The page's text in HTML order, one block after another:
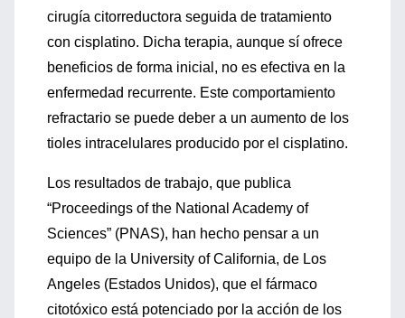
cirugía citorreductora seguida de tratamiento
con cisplatino. Dicha terapia, aunque sí ofrece
beneficios de forma inicial, no es efectiva en la
enfermedad recurrente. Este comportamiento
refractario se puede deber a un aumento de los
tioles intracelulares producido por el cisplatino.
Los resultados de trabajo, que publica
“Proceedings of the National Academy of
Sciences” (PNAS), han hecho pensar a un
equipo de la University of California, de Los
Angeles (Estados Unidos), que el fármaco
citotóxico está potenciado por la acción de los